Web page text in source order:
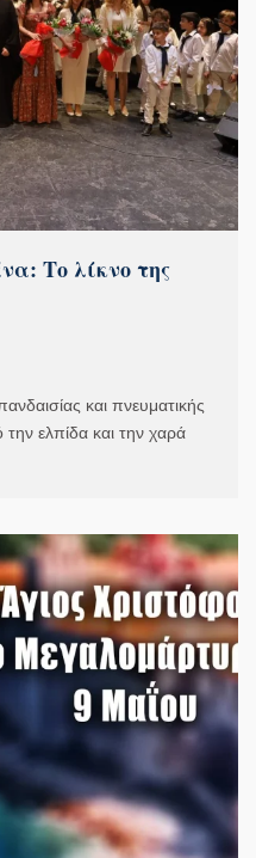
Το λίκνο της
και πνευματικής
ελπίδα και την χαρά